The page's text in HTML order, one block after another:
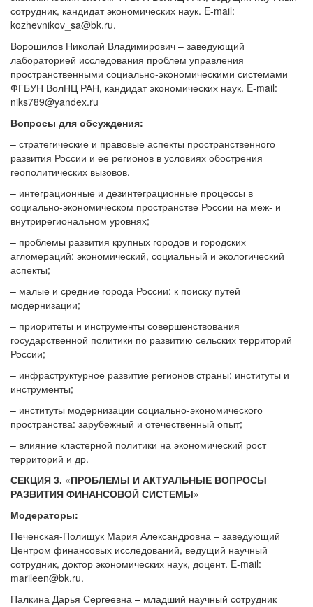
сотрудник, кандидат экономических наук. E-mail:
kozhevnikov_sa@bk.ru.
Ворошилов Николай Владимирович – заведующий
лабораторией исследования проблем управления
пространственными социально-экономическими системами
ФГБУН ВолНЦ РАН, кандидат экономических наук. E-mail:
niks789@yandex.ru
Вопросы для обсуждения:
– стратегические и правовые аспекты пространственного
развития России и ее регионов в условиях обострения
геополитических вызовов.
– интеграционные и дезинтеграционные процессы в
социально-экономическом пространстве России на меж- и
внутрирегиональном уровнях;
– проблемы развития крупных городов и городских
агломераций: экономический, социальный и экологический
аспекты;
– малые и средние города России: к поиску путей
модернизации;
– приоритеты и инструменты совершенствования
государственной политики по развитию сельских территорий
России;
– инфраструктурное развитие регионов страны: институты и
инструменты;
– институты модернизации социально-экономического
пространства: зарубежный и отечественный опыт;
– влияние кластерной политики на экономический рост
территорий и др.
СЕКЦИЯ 3. «ПРОБЛЕМЫ И АКТУАЛЬНЫЕ ВОПРОСЫ
РАЗВИТИЯ ФИНАНСОВОЙ СИСТЕМЫ»
Модераторы:
Печенская-Полищук Мария Александровна – заведующий
Центром финансовых исследований, ведущий научный
сотрудник, доктор экономических наук, доцент. E-mail:
marileen@bk.ru.
Палкина Дарья Сергеевна – младший научный сотрудник